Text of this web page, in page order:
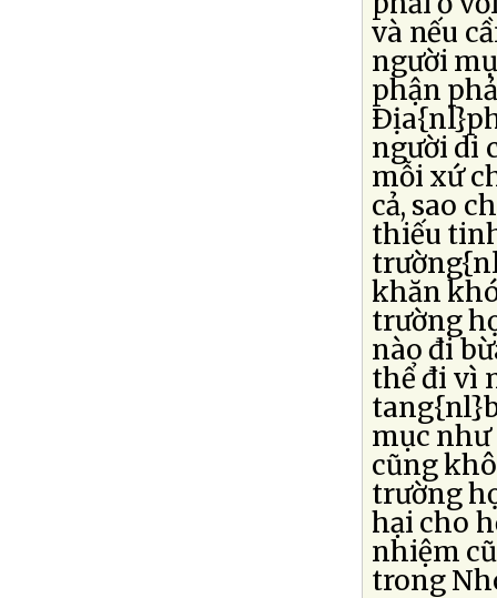
và nếu
người
phận
người di
mỗi xứ
cả, sao
thiếu
khăn
trường
nào đi
thể đi vì
mục
cũng
trường
hại cho
nhiệm
trong